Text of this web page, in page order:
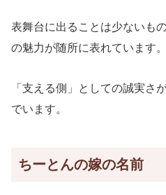
表舞台に出ることは少ないも
の魅力が随所に表れています。
「支える側」としての誠実さ
でいます。
ちーとんの嫁の名前